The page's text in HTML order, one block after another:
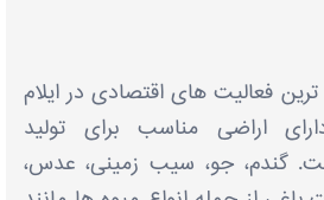
فعالیت‌ های اقتصادی در ایلام
اراضی مناسب برای تولید
گندم، جو، سیب‌ زمینی، عدس،